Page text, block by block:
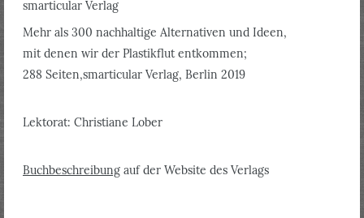
smarticular Verlag
Mehr als 300 nachhaltige Alternativen und Ideen,
mit denen wir der Plastikflut entkommen;
288 Seiten,smarticular Verlag, Berlin 2019
Lektorat: Christiane Lober
Buchbeschreibung auf der Website des Verlags